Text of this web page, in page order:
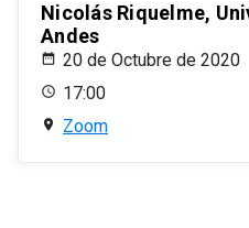
Nicolás Riquelme,
Andes
20 de Octubre de 2020
17:00
Zoom